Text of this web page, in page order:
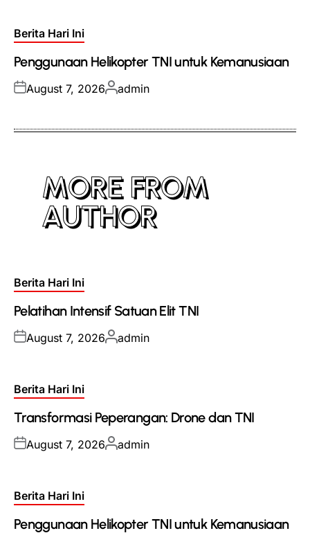
Posted
Berita Hari Ini
Penggunaan Helikopter TNI untuk Kemanusiaan
Posted
August 7, 2026Posted
admin
MORE FROM
AUTHOR
Posted
Berita Hari Ini
Pelatihan Intensif Satuan Elit TNI
Posted
August 7, 2026Posted
admin
Posted
Berita Hari Ini
Transformasi Peperangan: Drone dan TNI
Posted
August 7, 2026Posted
admin
Posted
Berita Hari Ini
Penggunaan Helikopter TNI untuk Kemanusiaan